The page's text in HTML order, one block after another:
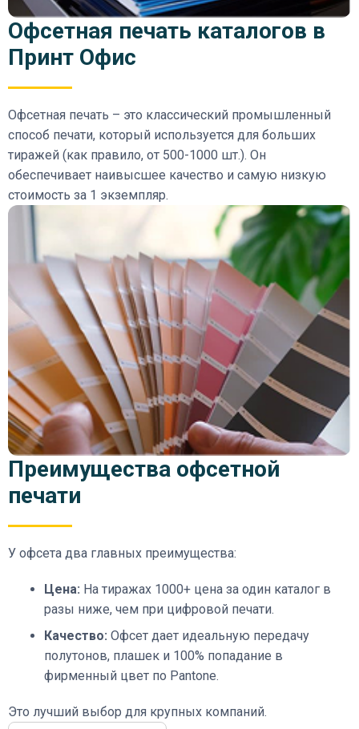
Офсетная печать каталогов в
Принт Офис
Офсетная печать – это классический промышленный
способ печати, который используется для больших
тиражей (как правило, от 500-1000 шт.). Он
обеспечивает наивысшее качество и самую низкую
стоимость за 1 экземпляр.
Преимущества офсетной
печати
У офсета два главных преимущества:
Цена: На тиражах 1000+ цена за один каталог в
разы ниже, чем при цифровой печати.
Качество: Офсет дает идеальную передачу
полутонов, плашек и 100% попадание в
фирменный цвет по Pantone.
Это лучший выбор для крупных компаний.